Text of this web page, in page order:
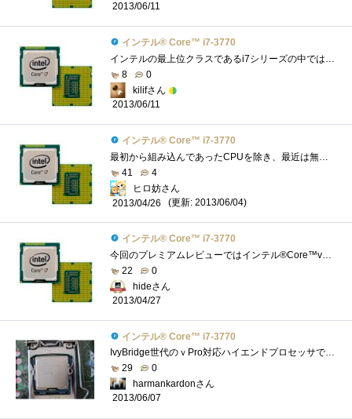
2013/06/11
インテル® Core™ i7-3770
インテルの最上位クラスであるi7シリーズの中ではもっともスタンダードなCPUでしょうか。Zigsowをやっている人にはKつきの倍率フリー版がメジャ�...
8
0
kilifさん
2013/06/11
インテル® Core™ i7-3770
最初から組み込んであったCPUを除き、最近は無印購入したり、レビューさせて頂きませんでしたので、初の、無印CPUになります。とゆうことで、�...
41
4
ヒロ妨さん
2013/04/26
(更新: 2013/06/04)
インテル® Core™ i7-3770
今回のプレミアムレビューではインテル®Core™vPro™のレビューと言うことで、まず自分では買わないであろう無印を手に入れました軽く見ていき�...
22
0
hideさん
2013/04/27
インテル® Core™ i7-3770
IvyBridge世代のｖPro対応ハイエンドプロセッサです．４コア/８スレッドで，iGPUとしてHD4000を内蔵しています．IvyBridge世代のハイエンドプロセッサは...
29
0
harmankardonさん
2013/06/07